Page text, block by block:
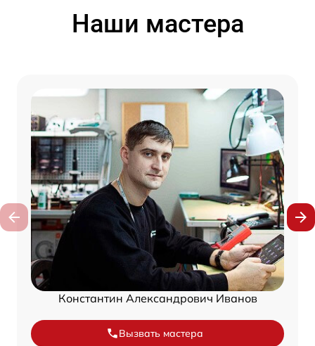
Наши мастера
Константин Александрович Иванов
Вызвать мастера